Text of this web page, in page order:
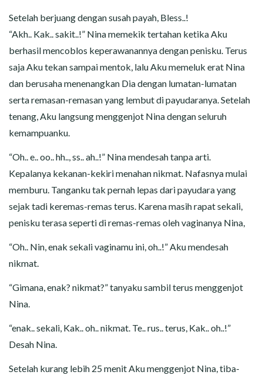
Setelah berjuang dengan susah payah, Bless..!
“Akh.. Kak.. sakit..!” Nina memekik tertahan ketika Aku
berhasil mencoblos keperawanannya dengan penisku. Terus
saja Aku tekan sampai mentok, lalu Aku memeluk erat Nina
dan berusaha menenangkan Dia dengan lumatan-lumatan
serta remasan-remasan yang lembut di payudaranya. Setelah
tenang, Aku langsung menggenjot Nina dengan seluruh
kemampuanku.
“Oh.. e.. oo.. hh.., ss.. ah..!” Nina mendesah tanpa arti.
Kepalanya kekanan-kekiri menahan nikmat. Nafasnya mulai
memburu. Tanganku tak pernah lepas dari payudara yang
sejak tadi keremas-remas terus. Karena masih rapat sekali,
penisku terasa seperti di remas-remas oleh vaginanya Nina,
“Oh.. Nin, enak sekali vaginamu ini, oh..!” Aku mendesah
nikmat.
“Gimana, enak? nikmat?” tanyaku sambil terus menggenjot
Nina.
“enak.. sekali, Kak.. oh.. nikmat. Te.. rus.. terus, Kak.. oh..!”
Desah Nina.
Setelah kurang lebih 25 menit Aku menggenjot Nina, tiba-